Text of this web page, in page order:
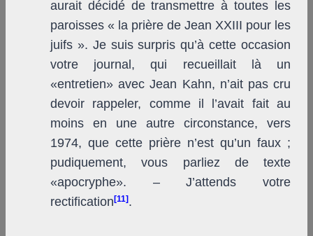
aurait décidé de transmettre à toutes les
paroisses « la prière de Jean XXIII pour les
juifs ». Je suis surpris qu’à cette occasion
votre journal, qui recueillait là un
«entretien» avec Jean Kahn, n’ait pas cru
devoir rappeler, comme il l’avait fait au
moins en une autre circonstance, vers
1974, que cette prière n’est qu’un faux ;
pudiquement, vous parliez de texte
«apocryphe». – J’attends votre
rectification [11] .